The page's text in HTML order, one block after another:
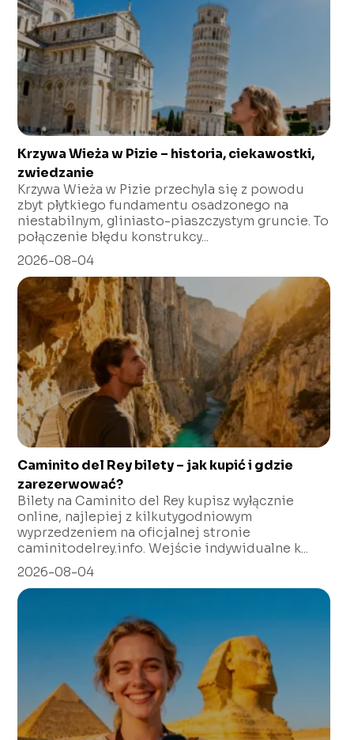
Krzywa Wieża w Pizie – historia, ciekawostki,
zwiedzanie
Krzywa Wieża w Pizie przechyla się z powodu
zbyt płytkiego fundamentu osadzonego na
niestabilnym, gliniasto-piaszczystym gruncie. To
połączenie błędu konstrukcy...
2026-08-04
Caminito del Rey bilety – jak kupić i gdzie
zarezerwować?
Bilety na Caminito del Rey kupisz wyłącznie
online, najlepiej z kilkutygodniowym
wyprzedzeniem na oficjalnej stronie
caminitodelrey.info. Wejście indywidualne k...
2026-08-04